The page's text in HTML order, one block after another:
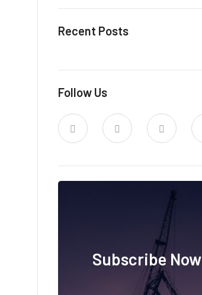
Recent Posts
Follow Us
Subscribe Now